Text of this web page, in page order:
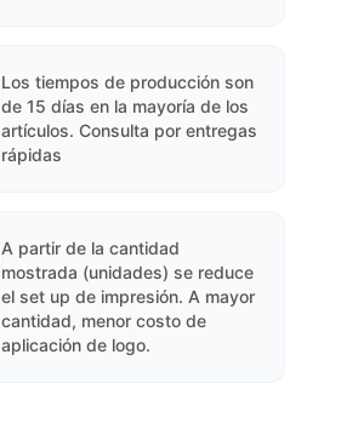
Los tiempos de producción son
de 15 días en la mayoría de los
artículos. Consulta por entregas
rápidas
A partir de la cantidad
mostrada (unidades) se reduce
el set up de impresión. A mayor
cantidad, menor costo de
aplicación de logo.